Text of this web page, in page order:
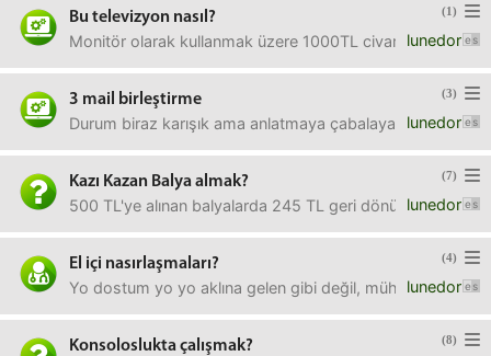
(1)
Bu televizyon nasıl?
lunedor
Monitör olarak kullanmak üzere 1000TL civarı
(3)
3 mail birleştirme
lunedor
Durum biraz karışık ama anlatmaya çabalayayım.
(7)
Kazı Kazan Balya almak?
lunedor
500 TL'ye alınan balyalarda 245 TL geri dönüş garanti
(4)
El içi nasırlaşmaları?
lunedor
Yo dostum yo yo aklına gelen gibi değil, mühendis bir
(8)
Konsoloslukta çalışmak?